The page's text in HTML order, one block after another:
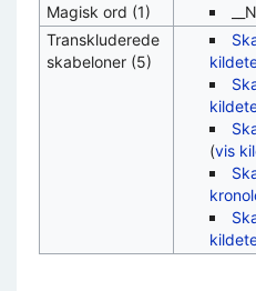
Magisk ord (1)
Transkluderede
skabeloner (5)
(vis